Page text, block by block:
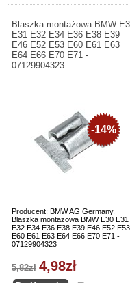
Blaszka montażowa BMW
E31 E32 E34 E36 E38 E39
E46 E52 E53 E60 E61 E63
E64 E66 E70 E71 -
07129904323
Producent: BMW AG Germany.
Blaszka montażowa BMW E30 E31
E32 E34 E36 E38 E39 E46 E52 E53
E60 E61 E63 E64 E66 E70 E71 -
07129904323
-14%
5,82zł 4,98zł